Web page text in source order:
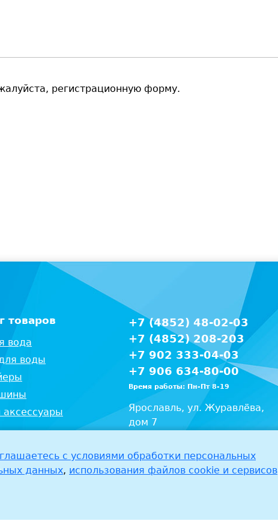
регистрационную форму.
товаров
вода
воды
+7 (4852) 48-02-03
+7 (4852) 208-203
+7 902 333-04-03
+7 906 634-80-00
Время работы: Пн-Пт 8-19
Ярославль, ул. Журавлёва,
дом 7
c условиями обработки персональных
данных, использования файлов cookie и сервисов